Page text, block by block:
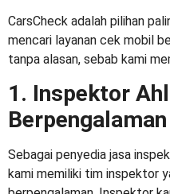
CarsCheck adalah pilihan
mencari layanan cek mobil
tanpa alasan, sebab kami
1. Inspektor
Berpengalaman
Sebagai penyedia jasa
kami memiliki tim inspektor